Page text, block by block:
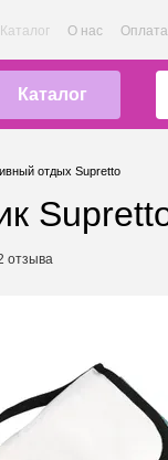
Каталог О нас Оплата
Каталог
отдых Supretto
отзыва